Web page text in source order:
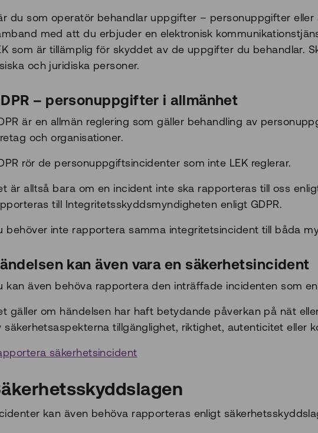
du som operatör behandlar uppgifter – personuppgifter
med att du erbjuder en elektronisk
som är tillämplig för skyddet av de uppgifter du behandlar.
och juridiska personer.
– personuppgifter i allmänhet
är en allmän reglering som gäller behandling av
och organisationer.
rör de personuppgiftsincidenter som inte LEK reglerar.
är alltså bara om en incident inte ska rapporteras till oss
till Integritetsskyddsmyndigheten enligt GDPR.
behöver inte rapportera samma integritetsincident till båda
kan även vara en säkerhetsincident
kan även behöva rapportera den inträffade incidenten som
gäller om händelsen har haft betydande påverkan på nät
säkerhetsaspekterna tillgänglighet, riktighet, autenticitet eller
säkerhetsincident
kan även behöva rapporteras enligt